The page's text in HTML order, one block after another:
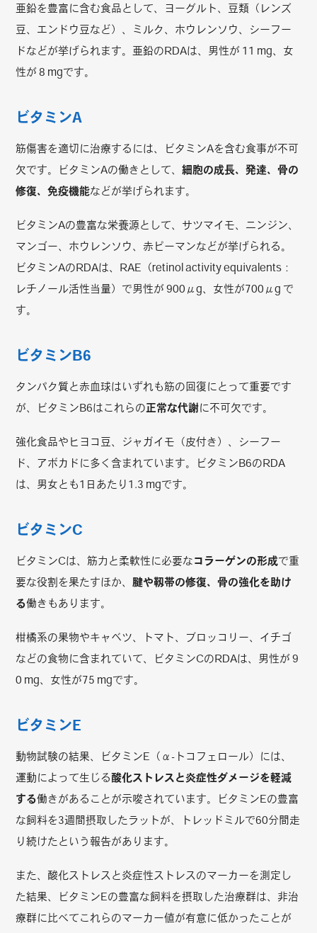
亜鉛を豊富に含む食品として、ヨーグルト、豆類（レンズ
豆、エンドウ豆など）、ミルク、ホウレンソウ、シーフー
ドなどが挙げられます。亜鉛のRDAは、男性が 11 mg、女
性が 8 mgです。
ビタミンA
筋傷害を適切に治療するには、ビタミンAを含む食事が不可
欠です。ビタミンAの働きとして、細胞の成長、発達、骨の
修復、免疫機能などが挙げられます。
ビタミンAの豊富な栄養源として、サツマイモ、ニンジン、
マンゴー、ホウレンソウ、赤ピーマンなどが挙げられる。
ビタミンAのRDAは、RAE（retinol activity equivalents：
レチノール活性当量）で男性が 900μg、女性が700μg で
す。
ビタミンB6
タンパク質と赤血球はいずれも筋の回復にとって重要です
が、ビタミンB6はこれらの正常な代謝に不可欠です。
強化食品やヒヨコ豆、ジャガイモ（皮付き）、シーフー
ド、アボカドに多く含まれています。ビタミンB6のRDA
は、男女とも1日あたり1.3 mgです。
ビタミンC
ビタミンCは、筋力と柔軟性に必要な コラーゲンの形成で重
要な役割を果たすほか、腱や靱帯の修復、骨の強化を助け
る働きもあります。
柑橘系の果物やキャベツ、トマト、ブロッコリー、イチゴ
などの食物に含まれていて、ビタミンCのRDAは、男性が 9
0 mg、女性が75 mgです。
ビタミンE
動物試験の結果、ビタミンE（α-トコフェロール）には、
運動によって生じる 酸化ストレスと炎症性ダメージを軽減
する働きがあることが示唆されています。ビタミンEの豊富
な飼料を3週間摂取したラットが、トレッドミルで60分間走
り続けたという報告があります。
また、酸化ストレスと炎症性ストレスのマーカーを測定し
た結果、ビタミンEの豊富な飼料を摂取した治療群は、非治
療群に比べてこれらのマーカー値が有意に低かったことが